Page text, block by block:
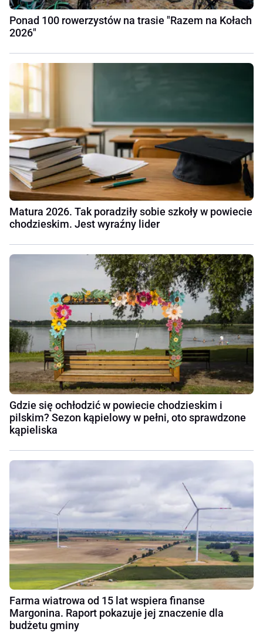
Ponad 100 rowerzystów na trasie "Razem na Kołach
2026"
Matura 2026. Tak poradziły sobie szkoły w powiecie
chodzieskim. Jest wyraźny lider
Gdzie się ochłodzić w powiecie chodzieskim i
pilskim? Sezon kąpielowy w pełni, oto sprawdzone
kąpieliska
Farma wiatrowa od 15 lat wspiera finanse
Margonina. Raport pokazuje jej znaczenie dla
budżetu gminy